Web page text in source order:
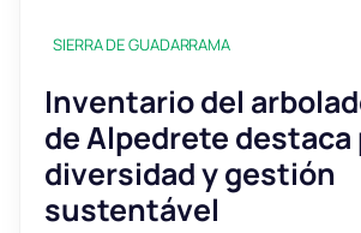
SIERRA DE GUADARRAMA
Inventario del
de Alpedrete destaca
diversidad y gestión
sustentável